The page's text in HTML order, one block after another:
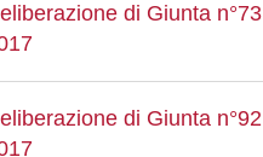
di Giunta n°73
di Giunta n°92